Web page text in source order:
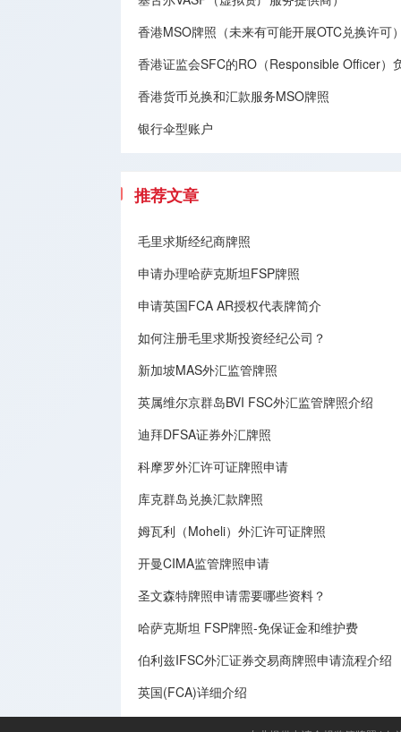
香港MSO牌照（未来有可能开展OTC兑换许可
香港证监会SFC的RO（Responsible Officer）
香港货币兑换和汇款服务MSO牌照
银行伞型账户
推荐文章
毛里求斯经纪商牌照
申请办理哈萨克斯坦FSP牌照
申请英国FCA AR授权代表牌简介
如何注册毛里求斯投资经纪公司？
新加坡MAS外汇监管牌照
英属维尔京群岛BVI FSC外汇监管牌照介绍
迪拜DFSA证券外汇牌照
科摩罗外汇许可证牌照申请
库克群岛兑换汇款牌照
姆瓦利（Moheli）外汇许可证牌照
开曼CIMA监管牌照申请
圣文森特牌照申请需要哪些资料？
哈萨克斯坦 FSP牌照-免保证金和维护费
伯利兹IFSC外汇证券交易商牌照申请流程介绍
英国(FCA)详细介绍